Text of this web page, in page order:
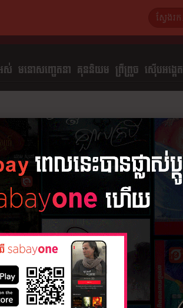
ស់ មនោសញ្ចេតនា​ គុននិយម ព្រឺព្រួច ស៊ើបអង្កេត
សង្ខេប
២០ ឧសភា ២០១៦